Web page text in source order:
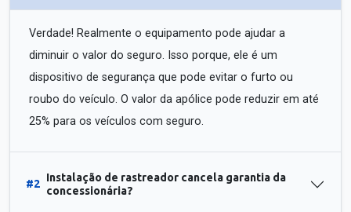
Verdade! Realmente o equipamento pode ajudar a
diminuir o valor do seguro. Isso porque, ele é um
dispositivo de segurança que pode evitar o furto ou
roubo do veículo. O valor da apólice pode reduzir em até
25% para os veículos com seguro.
#2
Instalação de rastreador cancela garantia da
concessionária?